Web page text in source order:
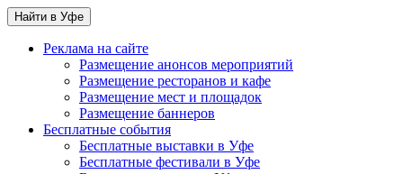
Найти в Уфе
Реклама на сайте
Размещение анонсов мероприятий
Размещение ресторанов и кафе
Размещение мест и площадок
Размещение баннеров
Бесплатные события
Бесплатные выставки в Уфе
Бесплатные фестивали в Уфе